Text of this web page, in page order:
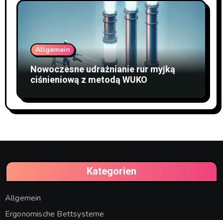
Allgemein
Nowoczesne udrażnianie rur myjką
ciśnieniową z metodą WUKO
Kategorien
Allgemein
Ergonomische Bettsysteme